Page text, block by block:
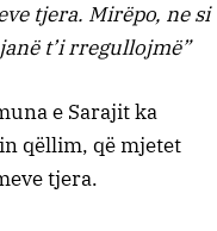
tjera. Mirëpo, ne si
t’i rregullojmë”
e Sarajit ka
qëllim, që mjetet
tjera.